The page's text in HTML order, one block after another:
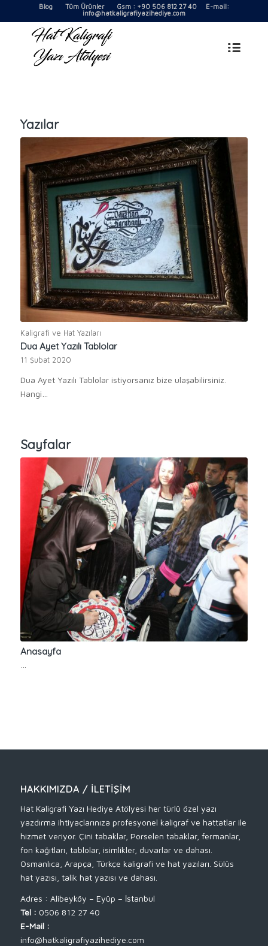
Blog Tüm ÜrünlerGsm : +90 506 812 27 40 E-mail:
info@hatkaligrafiyazihediye.com
Yazılar
Kaligrafi ve Hat Yazıları
Dua Ayet Yazılı Tablolar
11 Şubat 2020
Dua Ayet Yazılı Tablolar istiyorsanız bize ulaşabilirsiniz.
Hangi…
Sayfalar
Anasayfa
…
HAKKIMIZDA / İLETIŞIM
Hat Kaligrafi Yazı Hediye Atölyesi her türlü özel yazı
yazdırma ihtiyaçlarınıza profesyonel kaligraf ve hattatlar ile
hizmet veriyor. Çini tabaklar, Porselen tabaklar, fermanlar,
fon kağıtları, tablolar, isimlikler, duvarlar ve dahası.
Osmanlıca, Arapça, Türkçe kaligrafi ve hat yazıları. Sülüs
hat yazısı, talik hat yazısı ve dahası.
Adres : Alibeyköy – Eyüp – İstanbul
Tel : 0506 812 27 40
E-Mail :
info@hatkaligrafiyazihediye.com